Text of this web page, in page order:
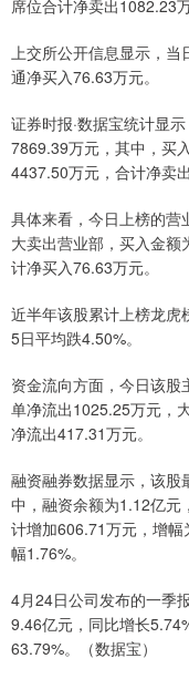
席位合计净卖出1082.23万
上交所公开信息显示，
通净买入76.63万元。
证券时报·数据宝统计显
7869.39万元，其中，买
4437.50万元，合计净卖
具体来看，今日上榜的营
大卖出营业部，买入金
计净买入76.63万元。
近半年该股累计上榜龙
5日平均跌4.50%。
资金流向方面，今日该
单净流出1025.25万元，
净流出417.31万元。
融资融券数据显示，该
中，融资余额为1.12亿元
计增加606.71万元，增
幅1.76%。
4月24日公司发布的一季
9.46亿元，同比增长
63.79%。（数据宝）